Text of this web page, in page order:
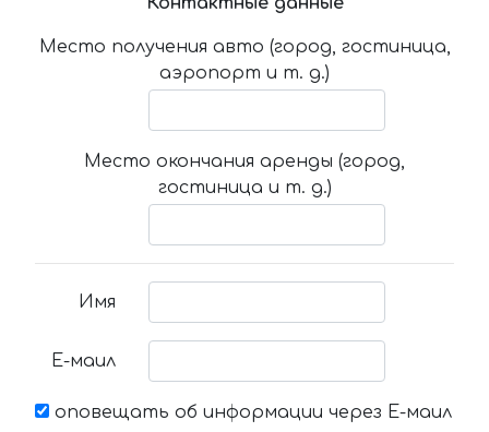
Место получения авто (город, гостиница,
аэропорт и т. д.)
Место окончания аренды (город,
гостиница и т. д.)
Имя
Е-маил
оповещать об информации через Е-маил